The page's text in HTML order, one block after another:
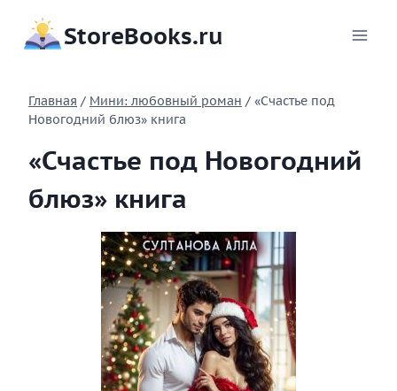
содержимому
StoreBooks.ru
Главная / Мини: любовный роман / «Счастье под
Новогодний блюз» книга
«Счастье под Новогодний
блюз» книга